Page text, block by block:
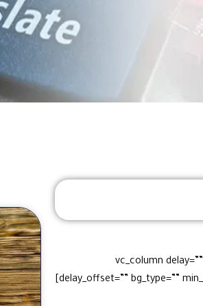
[vc_row top_and_bottom_padding=”” left_and_right_padding=”” bg_type=””][vc_column delay=””
delay_offset=”” bg_type=”” min_height=”” top_and_bottom_padding=”” left_and_right_padding=”” width=”1/1″]